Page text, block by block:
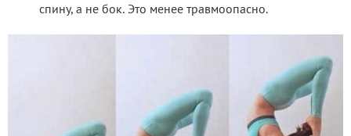
спину, а не бок. Это менее травмоопасно.